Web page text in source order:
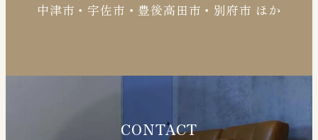
中津市・宇佐市・豊後高田市・別府市 ほか
CONTACT